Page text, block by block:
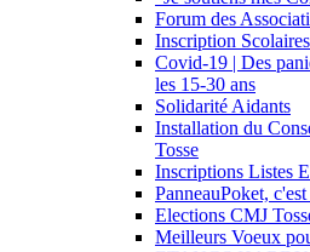
Forum des
Inscription
Covid-19 | Des
les 15-30 ans
Solidarité Aidants
Installation du
Tosse
Inscriptions Listes
PanneauPoket,
Elections CMJ
Meilleurs Voeux